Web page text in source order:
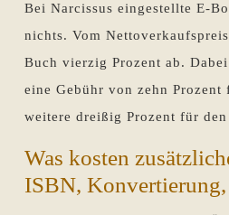
Bei Narcissus eingestellte E-
nichts. Vom
Buch vierzig Prozent ab.
eine Gebühr von zehn Prozent
weitere dreißig Prozent für
Was kosten
ISBN, Konvertierung,